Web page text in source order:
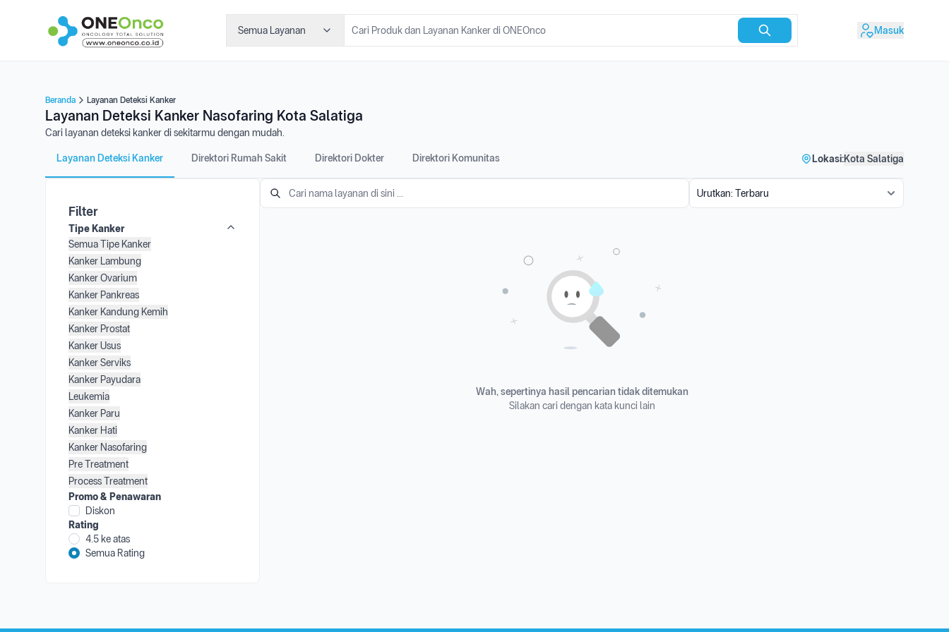
Semua Layanan Masuk
Beranda Layanan Deteksi Kanker
Layanan Deteksi Kanker Nasofaring Kota Salatiga
Cari layanan deteksi kanker di sekitarmu dengan mudah.
Layanan Deteksi Kanker Direktori Rumah Sakit Direktori Dokter Direktori Komunitas Lokasi:Kota Salatiga
Filter
Tipe Kanker
Semua Tipe Kanker
Kanker Lambung
Kanker Ovarium
Kanker Pankreas
Kanker Kandung Kemih
Kanker Prostat
Kanker Usus
Kanker Serviks
Kanker Payudara
Leukemia
Kanker Paru
Kanker Hati
Kanker Nasofaring
Pre Treatment
Process Treatment
Promo & Penawaran
Diskon
Rating
4.5 ke atas
Semua Rating
Wah, sepertinya hasil pencarian tidak ditemukan
Silakan cari dengan kata kunci lain